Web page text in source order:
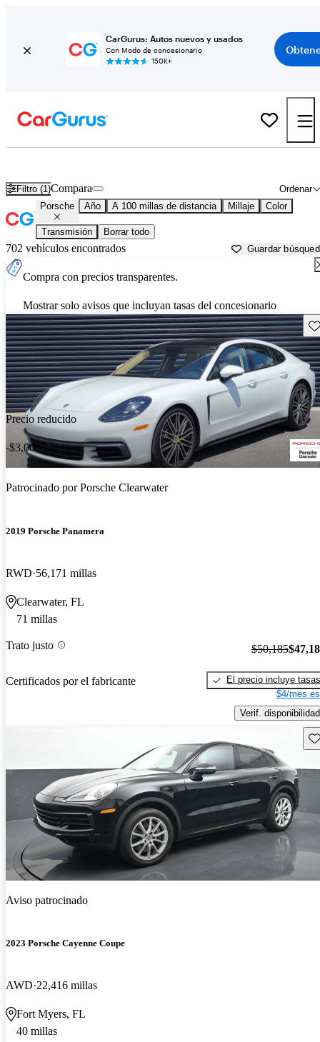
CarGurus: Autos nuevos y usados
Con Modo de concesionario
150K+
Filtro (1) Ordenar
Compara
Porsche Año A 100 millas de distancia Millaje Color
Transmisión Borrar todo
702 vehículos encontrados Guardar
Compra con precios transparentes.
Mostrar solo avisos que incluyan tasas del concesionario
Precio reducido
-$3,000
Patrocinado porPorsche Clearwater
2019 Porsche Panamera
RWD 56,171 millas
Clearwater, FL
71 millas
Trato justo
Certificados por el fabricante
$50,185
El precio incluye tasas
$4/mes
Verif. disponibilidad
Aviso patrocinado
2023 Porsche Cayenne Coupe
AWD 22,416 millas
Fort Myers, FL
40 millas